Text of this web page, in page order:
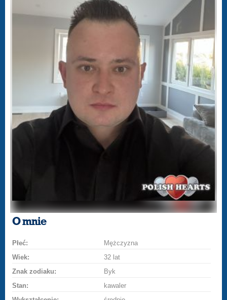
O mnie
Płeć:
Mężczyzna
Wiek:
32 lat
Znak zodiaku:
Byk
Stan:
kawaler